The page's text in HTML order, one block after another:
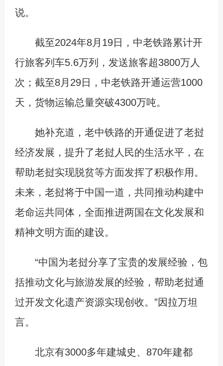
说。
截至2024年8月19日，中老铁路累计开
行旅客列车5.6万列，发送旅客超3800万人
次；截至8月29日，中老铁路开通运营1000
天，货物运输总量突破4300万吨。
她补充道，老中铁路的开通促进了老挝
经济发展，提升了老挝人民的生活水平，在
帮助老挝实现脱贫等方面发挥了积极作用。
未来，老挝将于中国一道，共同推动构建中
老命运共同体，全面推进两国在文化发展和
精神文明方面的建设。
“中国为老挝分享了宝贵的发展经验，包
括推动文化与旅游发展的经验，帮助老挝通
过开发文化遗产资源实现创收。”因拉万坦
言。
北京有3000多年建城史、870年建都